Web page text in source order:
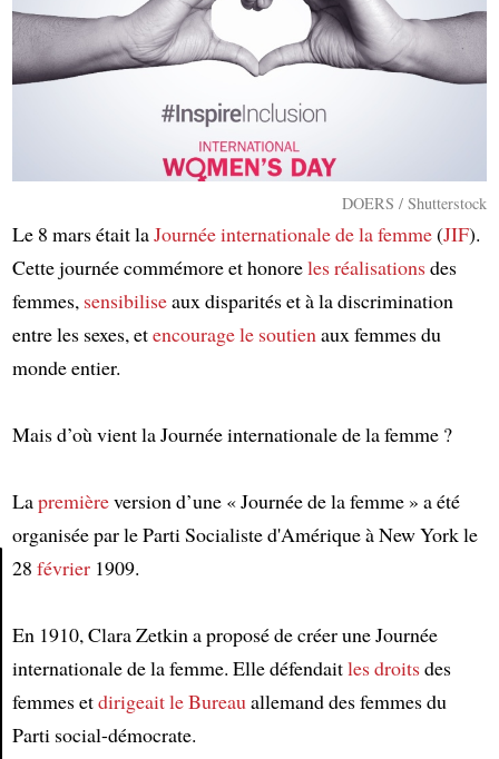
DOERS / Shutterstock
Le 8 mars était laJournée internationale de la femme(JIF).
Cette journée commémore et honoreles réalisationsdes
femmes, sensibiliseaux disparités et à la discrimination
entre les sexes, etencourage le soutienaux femmes du
monde entier.
Mais d’où vient la Journée internationale de la femme ?
Lapremièreversion d’une « Journée de la femme » a été
organisée par le Parti Socialiste d'Amérique à New York le
28 février1909.
En 1910, Clara Zetkin a proposé de créer une Journée
internationale de la femme. Elle défendaitles droitsdes
femmes etdirigeaitle Bureauallemand des femmes du
Parti social-démocrate.